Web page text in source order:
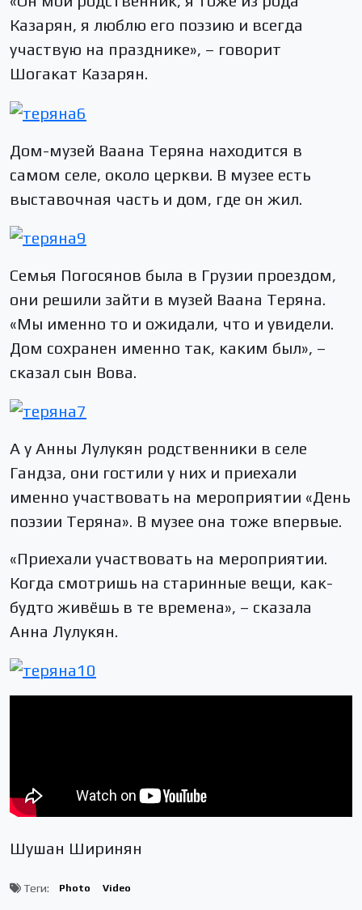
Казарян, я люблю его поэзию и всегда
участвую на празднике», – говорит
Шогакат Казарян.
Дом-музей Ваана Теряна находится в
самом селе, около церкви. В музее есть
выставочная часть и дом, где он жил.
Семья Погосянов была в Грузии проездом,
они решили зайти в музей Ваана Теряна.
«Мы именно то и ожидали, что и увидели.
Дом сохранен именно так, каким был», –
сказал сын Вова.
А у Анны Лулукян родственники в селе
Гандза, они гостили у них и приехали
именно участвовать на мероприятии «День
поэзии Теряна». В музее она тоже впервые.
«Приехали участвовать на мероприятии.
Когда смотришь на старинные вещи, как-
будто живёшь в те времена», – сказала
Анна Лулукян.
Шушан Ширинян
Теги: Photo Video